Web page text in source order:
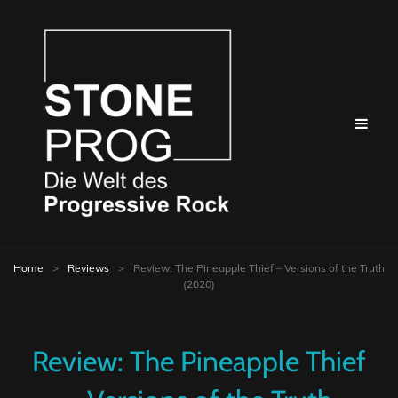
Home > Reviews >
Review: The Pineapple Thief – Versions of the Truth
(2020)
Review: The Pineapple Thief